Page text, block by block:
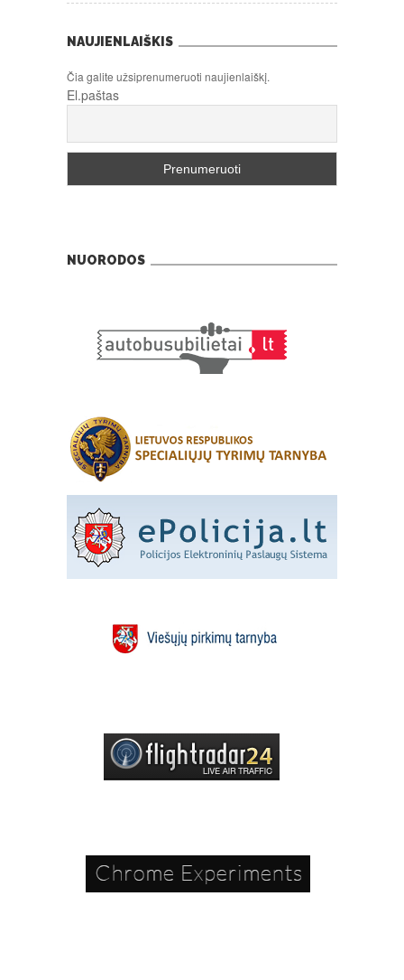
NAUJIENLAIŠKIS
Čia galite užsiprenumeruoti naujienlaiškį.
El.paštas
NUORODOS